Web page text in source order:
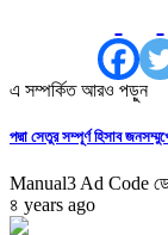
এ সম্পর্কিত আরও পড়ুন
পদ্মা সেতুর সম্পূর্ণ হিসাব
Manual3 Ad Code
৪ years ago